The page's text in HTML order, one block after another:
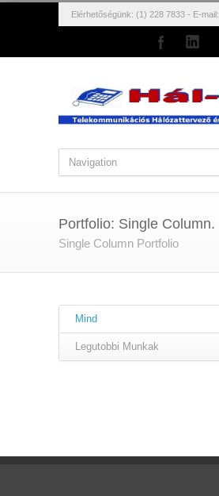
Elérhetőségünk: (1) 228 7833 - E-mail:
Portfolio: Single Column.
Single Column Portfolio
Mind
Legutobbi Munkak